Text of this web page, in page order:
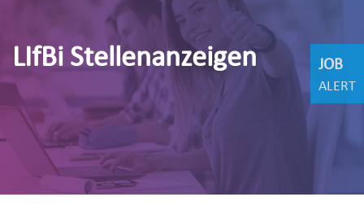
LIfBi Stellenanzeigen JOB
ALERT